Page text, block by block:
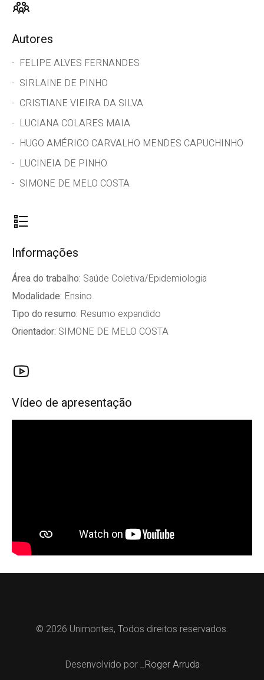
Autores
FELIPE ALVES FERNANDES
SIRLAINE DE PINHO
CRISTIANE VIEIRA DA SILVA
LUCIANA COLARES MAIA
HUGO AMÉRICO CARVALHO MENDES CAPUCHINHO
LUCINEIA DE PINHO
SIMONE DE MELO COSTA
Informações
Área do trabalho: Saúde Coletiva/Epidemiologia
Modalidade: Ensino
Tipo do resumo: Resumo expandido
Orientador: SIMONE DE MELO COSTA
Vídeo de apresentação
© 2026 Unimontes, Todos direitos reservados.
Desenvolvido por_Roger Arruda